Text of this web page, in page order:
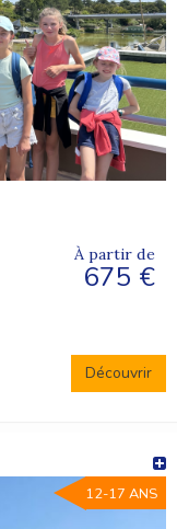
À partir de
675 €
Découvrir
12-17 ANS